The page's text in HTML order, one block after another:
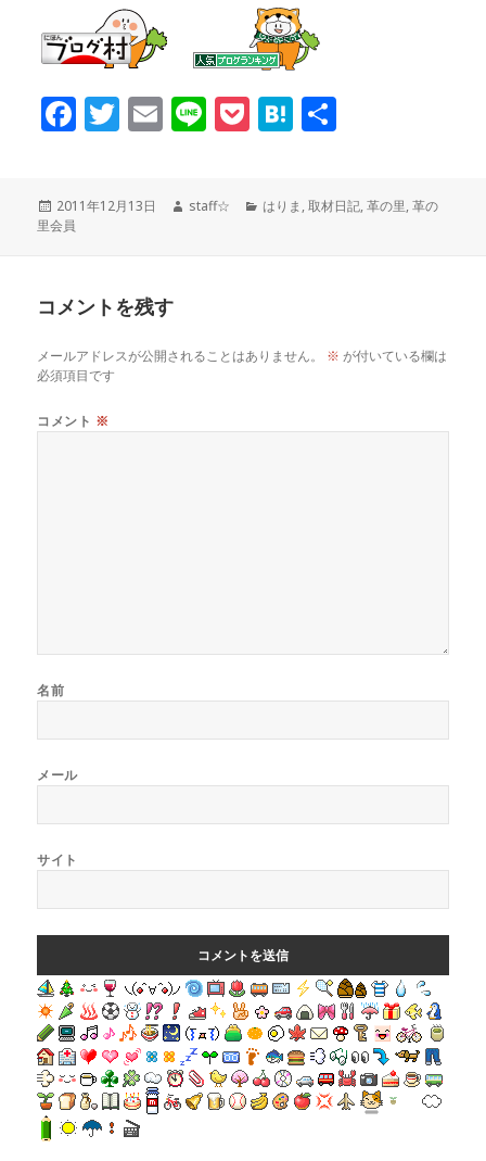
F
c
b
o
o
k
T
it
r
E
ai
Li
e
P
c
H
e
投
稿
2011年12月13日
作
staff☆
カ
はりま,取材日記,革の里,革の
里会員
コメントを残す
メールアドレスが公開されることはありません。 ※ が付いている欄は
必須項目です
コメント ※
名前
メール
サイト